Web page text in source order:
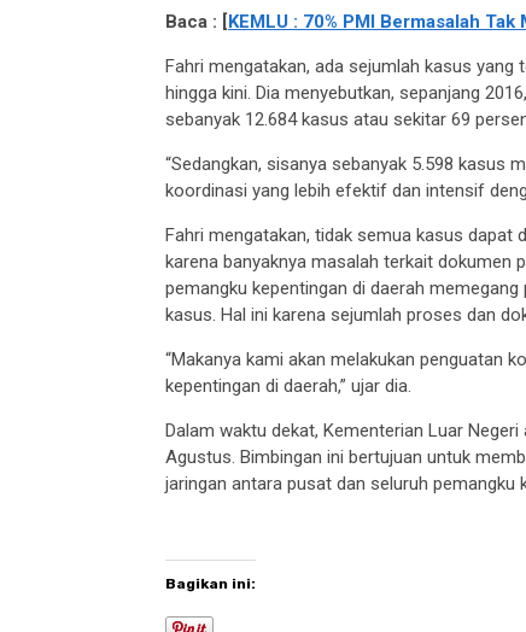
Baca : [ KEMLU : 70% PMI Bermasalah Tak
Fahri mengatakan, ada sejumlah kasus
hingga kini. Dia menyebutkan, sepanjang
sebanyak 12.684 kasus atau sekitar 69
“Sedangkan, sisanya sebanyak 5.598 kasus
koordinasi yang lebih efektif dan intensif
Fahri mengatakan, tidak semua kasus dapat
karena banyaknya masalah terkait dokumen
pemangku kepentingan di daerah
kasus. Hal ini karena sejumlah proses dan
“Makanya kami akan melakukan penguatan
kepentingan di daerah,” ujar dia.
Dalam waktu dekat, Kementerian Luar
Agustus. Bimbingan ini bertujuan untuk
jaringan antara pusat dan seluruh pemangku
Bagikan ini: